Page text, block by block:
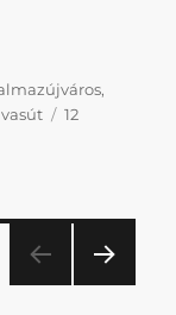
,
vasút
12